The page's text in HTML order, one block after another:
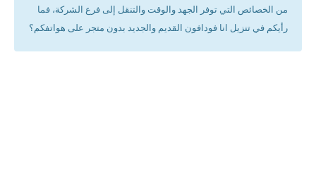
من الخصائص التي توفر الجهد والوقت والتنقل إلى فرع الشركة، فما
رأيكم في تنزيل انا فودافون القديم والجديد بدون متجر على هواتفكم؟